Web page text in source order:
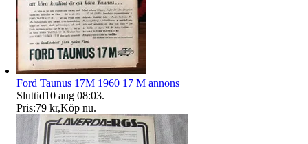
Ford Taunus 17M 1960 17 M annons
Sluttid10 aug 08:03.
Pris:79 kr,Köp nu.